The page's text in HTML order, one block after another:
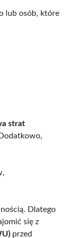
lub osób, które
strat
Dlatego
się z
przed